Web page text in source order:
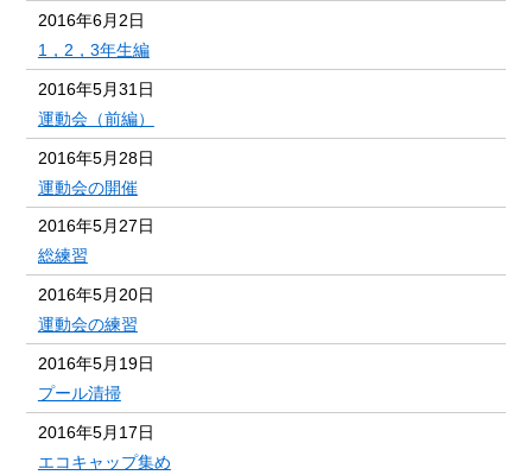
2016年6月2日
1，2，3年生編
2016年5月31日
運動会（前編）
2016年5月28日
運動会の開催
2016年5月27日
総練習
2016年5月20日
運動会の練習
2016年5月19日
プール清掃
2016年5月17日
エコキャップ集め